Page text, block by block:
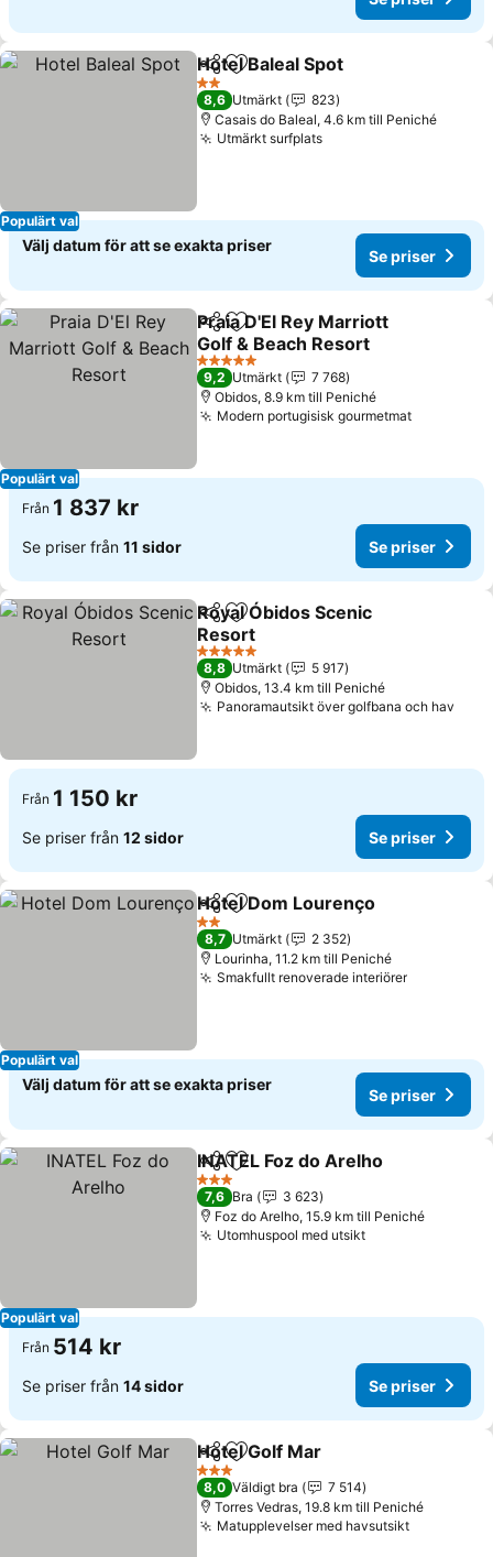
Populärt val
Dela Lägg till i Mina Favoriter
Hotel Baleal Spot
2 Stjärnor
8,6 Utmärkt
823
Casais do Baleal, 4.6 km till Peniché
Utmärkt surfplats
Välj datum för att se exakta priser
Se priser
Populärt val
Dela Lägg till i Mina Favoriter
Praia D'El Rey Marriott
Golf & Beach Resort
5 Stjärnor
9,2 Utmärkt
7 768
Obidos, 8.9 km till Peniché
Modern portugisisk gourmetmat
Från 1 837 kr
Se priser från 11 sidor Se priser
Dela Lägg till i Mina Favoriter
Royal Óbidos Scenic
Resort
5 Stjärnor
8,8 Utmärkt
5 917
Obidos, 13.4 km till Peniché
Panoramautsikt över golfbana och hav
Från 1 150 kr
Se priser från 12 sidor Se priser
Populärt val
Dela Lägg till i Mina Favoriter
Hotel Dom Lourenço
2 Stjärnor
8,7 Utmärkt
2 352
Lourinha, 11.2 km till Peniché
Smakfullt renoverade interiörer
Välj datum för att se exakta priser
Se priser
Populärt val
Dela Lägg till i Mina Favoriter
INATEL Foz do Arelho
3 Stjärnor
7,6 Bra
3 623
Foz do Arelho, 15.9 km till Peniché
Utomhuspool med utsikt
Från 514 kr
Se priser från 14 sidor Se priser
Dela Lägg till i Mina Favoriter
Hotel Golf Mar
3 Stjärnor
8,0 Väldigt bra
7 514
Torres Vedras, 19.8 km till Peniché
Matupplevelser med havsutsikt